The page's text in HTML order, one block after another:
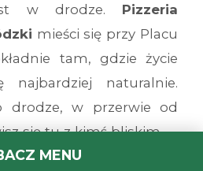
w drodze. Pizzeria
mieści się przy Placu
tam, gdzie życie
najbardziej naturalnie.
drodze, w przerwie od
się tu z kimś bliskim —
którzy chcą dobrze
MENU